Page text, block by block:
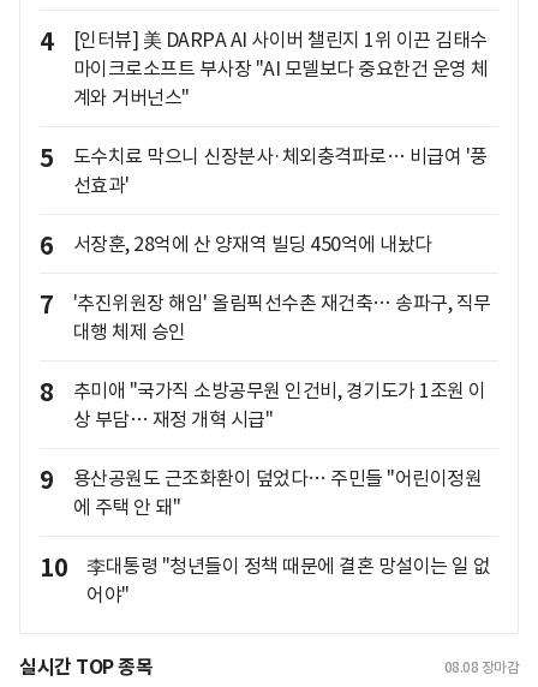
4
[인터뷰] 美 DARPA AI 사이버 챌린지 1위 이끈 김태수
마이크로소프트 부사장 "AI 모델보다 중요한건 운영 체
계와 거버넌스"
5
도수치료 막으니 신장분사·체외충격파로… 비급여 '풍
선효과'
6 서장훈, 28억에 산 양재역 빌딩 450억에 내놨다
7
'추진위원장 해임' 올림픽선수촌 재건축… 송파구, 직무
대행 체제 승인
8
추미애 "국가직 소방공무원 인건비, 경기도가 1조원 이
상 부담… 재정 개혁 시급"
9
용산공원도 근조화환이 덮었다… 주민들 "어린이정원
에 주택 안 돼"
10
李대통령 "청년들이 정책 때문에 결혼 망설이는 일 없
어야"
실시간 TOP 종목 08.08 장마감